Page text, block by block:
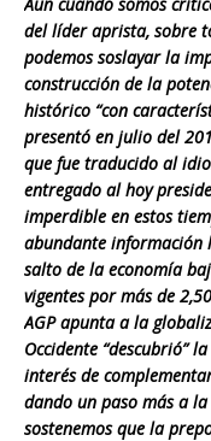
del líder aprista, sobre
podemos soslayar la
construcción de la
histórico “con
presentó en julio del
que fue traducido al
entregado al hoy
imperdible en estos
abundante información
salto de la economía
vigentes por más de
AGP apunta a la
Occidente “descubrió”
interés de
dando un paso más a
sostenemos que la